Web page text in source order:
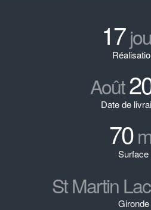
17
Août
Date de
70
Surface
St Martin
Gironde